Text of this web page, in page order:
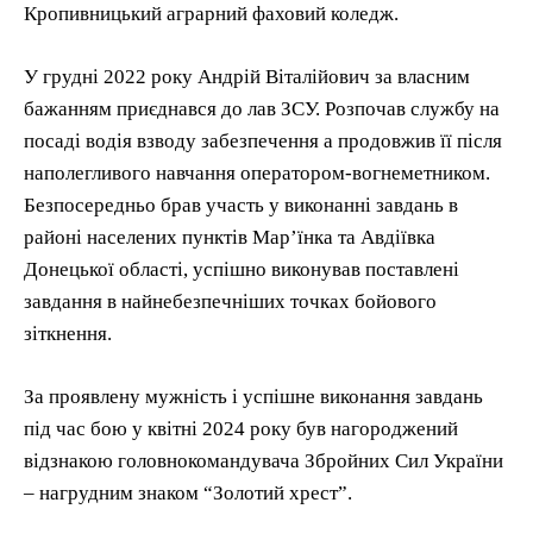
Кропивницький аграрний фаховий коледж.
У грудні 2022 року Андрій Віталійович за власним
бажанням приєднався до лав ЗСУ. Розпочав службу на
посаді водія взводу забезпечення а продовжив її після
наполегливого навчання оператором-вогнеметником.
Безпосередньо брав участь у виконанні завдань в
районі населених пунктів Мар’їнка та Авдіївка
Донецької області, успішно виконував поставлені
завдання в найнебезпечніших точках бойового
зіткнення.
За проявлену мужність і успішне виконання завдань
під час бою у квітні 2024 року був нагороджений
відзнакою головнокомандувача Збройних Сил України
– нагрудним знаком “Золотий хрест”.